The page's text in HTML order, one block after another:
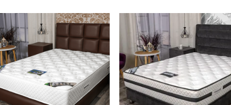
למוצרים
שאהבתי